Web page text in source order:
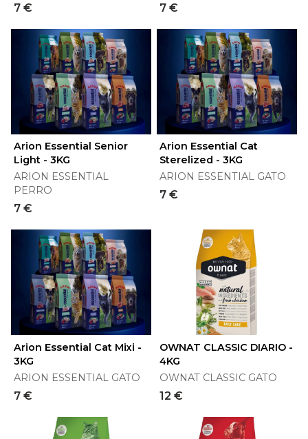
7 € 7 €
Arion Essential Senior
Light - 3KG
ARION ESSENTIAL
PERRO
7 €
Arion Essential Cat
Sterelized - 3KG
ARION ESSENTIAL GATO
7 €
Arion Essential Cat Mixi -
3KG
ARION ESSENTIAL GATO
7 €
OWNAT CLASSIC DIARIO -
4KG
OWNAT CLASSIC GATO
12 €